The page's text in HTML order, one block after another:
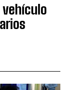
vehículo